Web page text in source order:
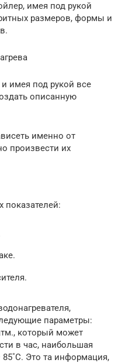
имея под рукой
размеров, формы и
имея под рукой все
описанную
именно от
произвести их
показателей:
параметры:
который может
в час, наибольшая
85˚С. Это та информация,